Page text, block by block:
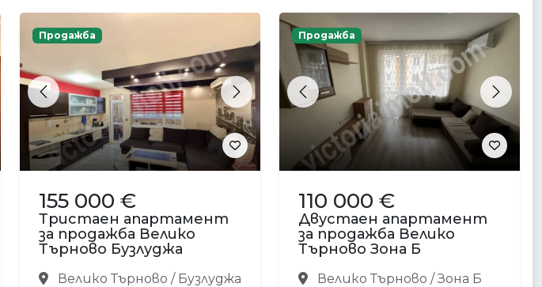
Previous Next
Продажба
155 000 €
Тристаен апартамент
за продажба Велико
Търново Бузлуджа
Велико Търново / Бузлуджа
Previous Next
Продажба
110 000 €
Двустаен апартамент
за продажба Велико
Търново Зона Б
Велико Търново / Зона Б